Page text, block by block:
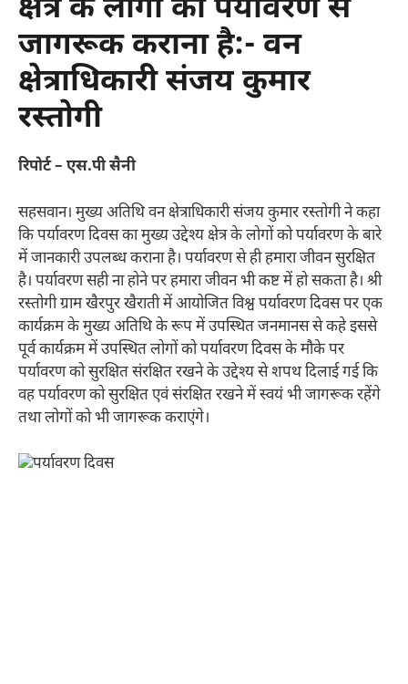
क्षेत्र के लोगों को पर्यावरण से
जागरूक कराना है:- वन
क्षेत्राधिकारी संजय कुमार
रस्तोगी
रिपोर्ट – एस.पी सैनी
सहसवान। मुख्य अतिथि वन क्षेत्राधिकारी संजय कुमार रस्तोगी ने कहा
कि पर्यावरण दिवस का मुख्य उद्देश्य क्षेत्र के लोगों को पर्यावरण के बारे
में जानकारी उपलब्ध कराना है। पर्यावरण से ही हमारा जीवन सुरक्षित
है। पर्यावरण सही ना होने पर हमारा जीवन भी कष्ट में हो सकता है। श्री
रस्तोगी ग्राम खैरपुर खैराती में आयोजित विश्व पर्यावरण दिवस पर एक
कार्यक्रम के मुख्य अतिथि के रूप में उपस्थित जनमानस से कहे इससे
पूर्व कार्यक्रम में उपस्थित लोगों को पर्यावरण दिवस के मौके पर
पर्यावरण को सुरक्षित संरक्षित रखने के उद्देश्य से शपथ दिलाई गई कि
वह पर्यावरण को सुरक्षित एवं संरक्षित रखने में स्वयं भी जागरूक रहेंगे
तथा लोगों को भी जागरूक कराएंगे।